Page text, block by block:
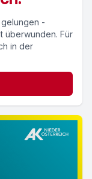
-
überwunden. Für
in der